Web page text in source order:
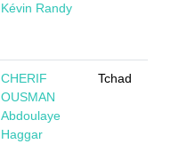
Kévin Randy
CHERIF
OUSMAN
Abdoulaye
Haggar
Tchad